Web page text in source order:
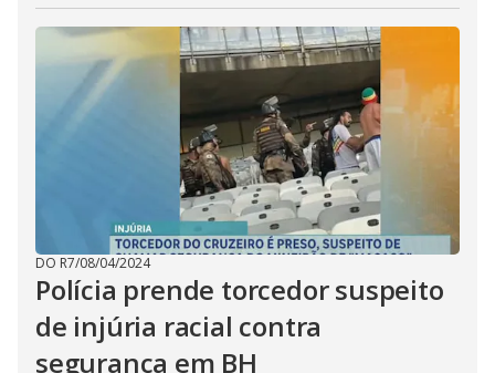
DO R7/08/04/2024
Polícia prende torcedor suspeito
de injúria racial contra
segurança em BH